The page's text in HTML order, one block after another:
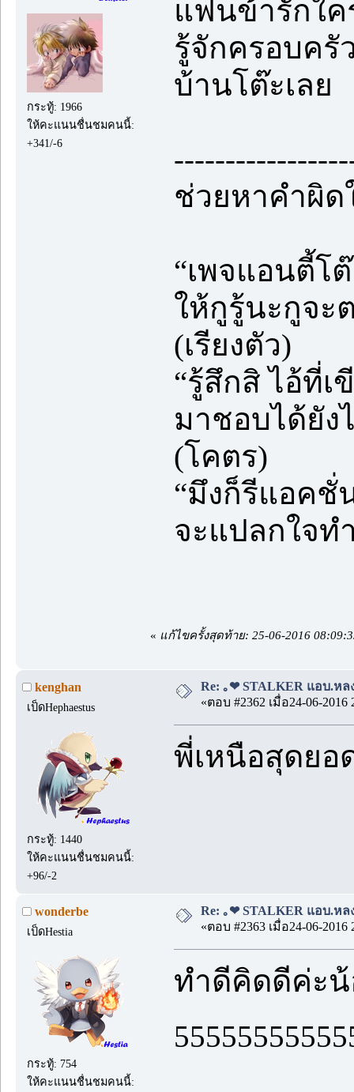
กระทู้: 1966
ให้คะแนนชื่นชมคนนี้:
+341/-6
แฟนข้ารักใ
รู้จักครอบครั
บ้านโต๊ะเลย
ช่วยหาคำผิด
“เพจแอนตี้โ
ให้กูรู้นะกูจะ
(เรียงตัว)
“รู้สึกสิ ไอ้ที่
มาชอบได้ยัง
(โคตร)
“มึงก็รีแอคชั่
จะแปลกใจท
« แก้ไขครั้งสุดท้าย: 25-06-2016
kenghan
เป็ดHephaestus
กระทู้: 1440
ให้คะแนนชื่นชมคนนี้:
+96/-2
Re: ｡❤ STALKER แอบ.หล
«ตอบ #2362 เมื่อ24-06-2016
พี่เหนือสุดยอ
wonderbe
เป็ดHestia
กระทู้: 754
ให้คะแนนชื่นชมคนนี้:
Re: ｡❤ STALKER แอบ.หล
«ตอบ #2363 เมื่อ24-06-2016
ทำดีคิดดีค่ะน้